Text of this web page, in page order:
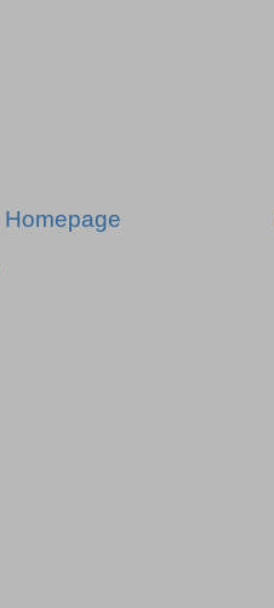
Homepage